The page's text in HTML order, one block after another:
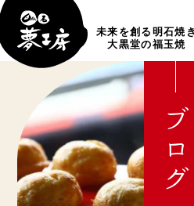
未来を創る明石焼き
大黒堂の福玉焼
ブログ